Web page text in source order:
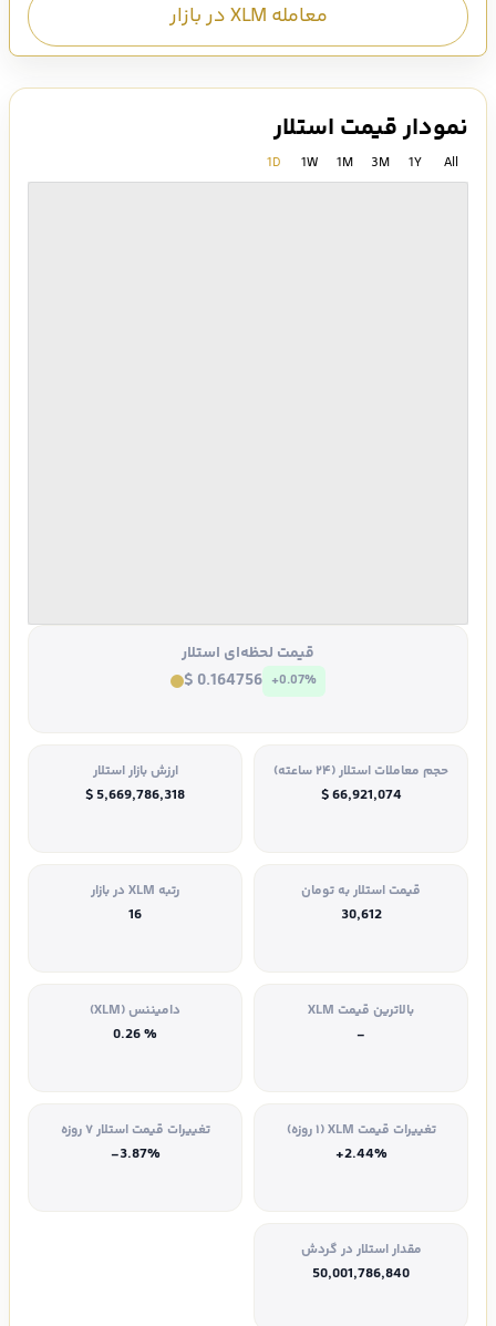
معامله XLM در بازار
نمودار قیمت استلار
All
1Y
3M
1M
1W
1D
قیمت لحظه‌ای استلار
$ 0.164756 +0.07%
حجم معاملات استلار (۲۴ ساعته)
$ 66,921,074
ارزش بازار استلار
$ 5,669,786,318
قیمت استلار به تومان
30,612
رتبه XLM در بازار
16
بالاترین قیمت XLM
-
دامیننس (XLM)
% 0.26
تغییرات قیمت XLM (۱ روزه)
+2.44%
تغییرات قیمت استلار ۷ روزه
-3.87%
مقدار استلار در گردش
50,001,786,840